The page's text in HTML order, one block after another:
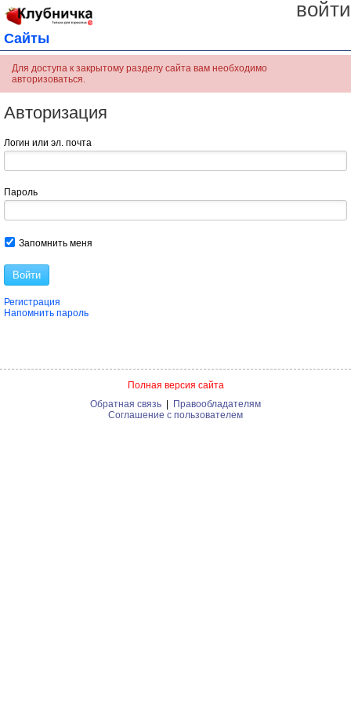
войти
Сайты
Для доступа к закрытому разделу сайта вам необходимо
авторизоваться.
Авторизация
Логин или эл. почта
Пароль
Запомнить меня
Войти
Регистрация
Напомнить пароль
Полная версия сайта
Обратная связь | Правообладателям
Соглашение с пользователем